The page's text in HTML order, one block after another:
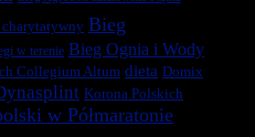
Bieg
w terenie Bieg Ognia i Wody
Collegium Altum dieta Domix
Korona Polskich
w Półmaratonie